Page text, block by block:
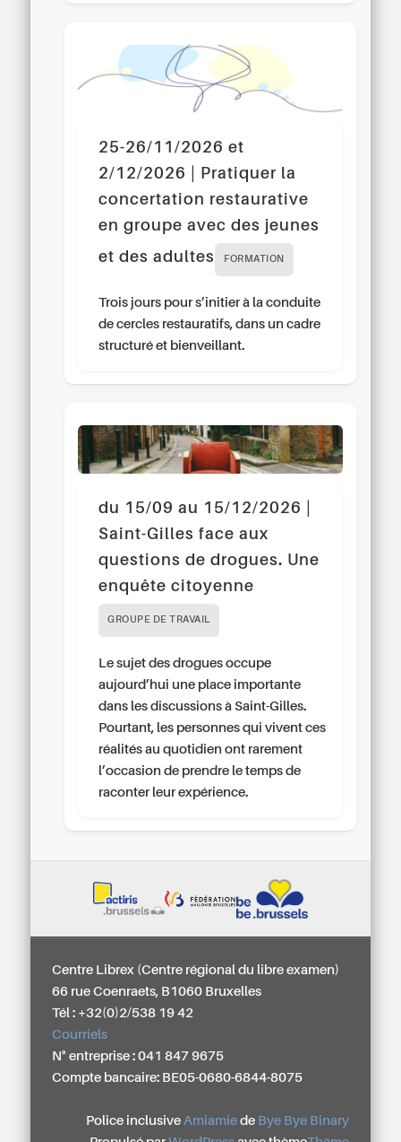
25-26/11/2026 et
2/12/2026 | Pratiquer la
concertation restaurative
en groupe avec des jeunes
et des adultes
FORMATION
Trois jours pour s’initier à la conduite
de cercles restauratifs, dans un cadre
structuré et bienveillant.
du 15/09 au 15/12/2026 |
Saint-Gilles face aux
questions de drogues. Une
enquête citoyenne
GROUPE DE TRAVAIL
Le sujet des drogues occupe
aujourd’hui une place importante
dans les discussions à Saint-Gilles.
Pourtant, les personnes qui vivent ces
réalités au quotidien ont rarement
l’occasion de prendre le temps de
raconter leur expérience.
Centre Librex (Centre régional du libre examen)
66 rue Coenraets, B1060 Bruxelles
Tél : +32(0)2/538 19 42
Courriels
N° entreprise : 041 847 9675
Compte bancaire: BE05-0680-6844-8075
Police inclusive Amiamiede Bye Bye Binary